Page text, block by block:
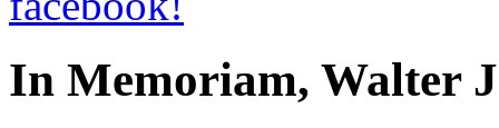
In Memoriam, Walter